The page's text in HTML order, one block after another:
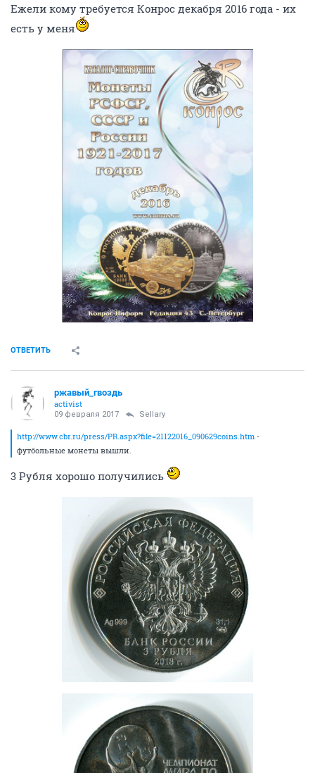
Ежели кому требуется Конрос декабря 2016 года - их
есть у меня
ОТВЕТИТЬ
ржавый_гвоздь
activist
09 февраля 2017 Sellary
http://www.cbr.ru/press/PR.aspx?file=21122016_090629coins.htm -
футбольные монеты вышли.
3 Рубля хорошо получились